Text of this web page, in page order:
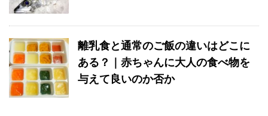
離乳食と通常のご飯の違いはどこに
ある？｜赤ちゃんに大人の食べ物を
与えて良いのか否か